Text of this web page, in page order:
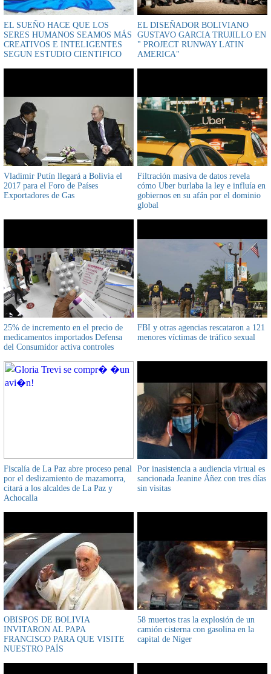
EL SUEÑO HACE QUE LOS
SERES HUMANOS SEAMOS MÁS
CREATIVOS E INTELIGENTES
SEGUN ESTUDIO CIENTIFICO
EL DISEÑADOR BOLIVIANO
GUSTAVO GARCIA TRUJILLO EN
" PROJECT RUNWAY LATIN
AMERICA"
Vladimir Putín llegará a Bolivia el
2017 para el Foro de Países
Exportadores de Gas
Filtración masiva de datos revela
cómo Uber burlaba la ley e influía en
gobiernos en su afán por el dominio
global
25% de incremento en el precio de
medicamentos importados Defensa
del Consumidor activa controles
FBI y otras agencias rescataron a 121
menores víctimas de tráfico sexual
Fiscalía de La Paz abre proceso penal
por el deslizamiento de mazamorra,
citará a los alcaldes de La Paz y
Achocalla
Por inasistencia a audiencia virtual es
sancionada Jeanine Áñez con tres días
sin visitas
OBISPOS DE BOLIVIA
INVITARON AL PAPA
FRANCISCO PARA QUE VISITE
NUESTRO PAÍS
58 muertos tras la explosión de un
camión cisterna con gasolina en la
capital de Níger